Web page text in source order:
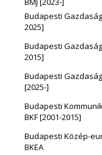
Budapesti
2025]
Budapesti
2015]
Budapesti
[2025-]
Budapesti
BKF [2001-2015]
Budapesti Közép-
BKEA